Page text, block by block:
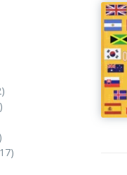
sveta
plynulo presúvame ku
a rozvíjaním
príručiek
destinácie a
a nekonečných